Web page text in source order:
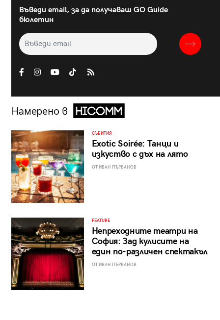
Въведи email, за да получаваш GO Guide
бюлетин
Намерено в
СЪБИТИЯ
Exotic Soirée: Танци и
изкуство с дъх на лято
ОТ ИВАН ПЪРВАНОВ
FEATURE
Непреходните театри на
София: Зад кулисите на
един по-различен спектакъл
ОТ ИВАН ПЪРВАНОВ